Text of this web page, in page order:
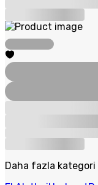
Daha fazla kategori